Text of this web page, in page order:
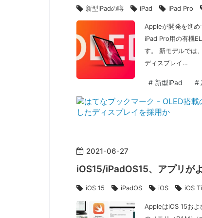
新型iPadの噂 iPad iPad Pro
Appleが開発を進め
iPad Pro用の有機
す。 新モデルでは
ディスプレイ…
# 新型iPad #
2021-06-27
iOS15/iPadOS15、アプリが
iOS 15 iPadOS iOS iOS
AppleはiOS 15およ